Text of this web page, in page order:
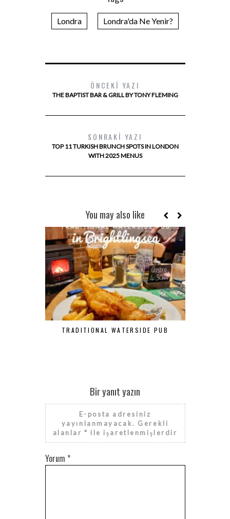
Londra Londra'da Ne Yenir?
ÖNCEKI YAZI
THE BAPTIST BAR & GRILL BY TONY FLEMING
SONRAKI YAZI
TOP 11 TURKISH BRUNCH SPOTS IN LONDON
WITH 2025 MENUS
You may also like
TRADITIONAL WATERSIDE PUB
Bir yanıt yazın
E-posta adresiniz
yayınlanmayacak. Gerekli
alanlar* ile işaretlenmişlerdir
Yorum *